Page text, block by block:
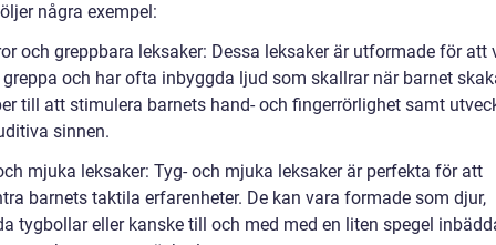
några exempel:
och greppbara leksaker: Dessa leksaker är utformade för att
och har ofta inbyggda ljud som skallrar när barnet
till att stimulera barnets hand- och fingerrörlighet samt
sinnen.
mjuka leksaker: Tyg- och mjuka leksaker är perfekta för att
barnets taktila erfarenheter. De kan vara formade som djur,
tygbollar eller kanske till och med med en liten spegel